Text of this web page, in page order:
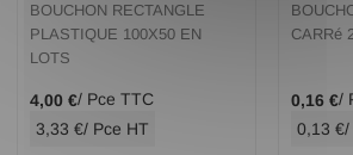
BOUCHON RECTANGLE
PLASTIQUE 100X50 EN
LOTS
4,00 €/ Pce TTC
3,33 €/ Pce HT
CARRé
0,16 €/
0,13 €/